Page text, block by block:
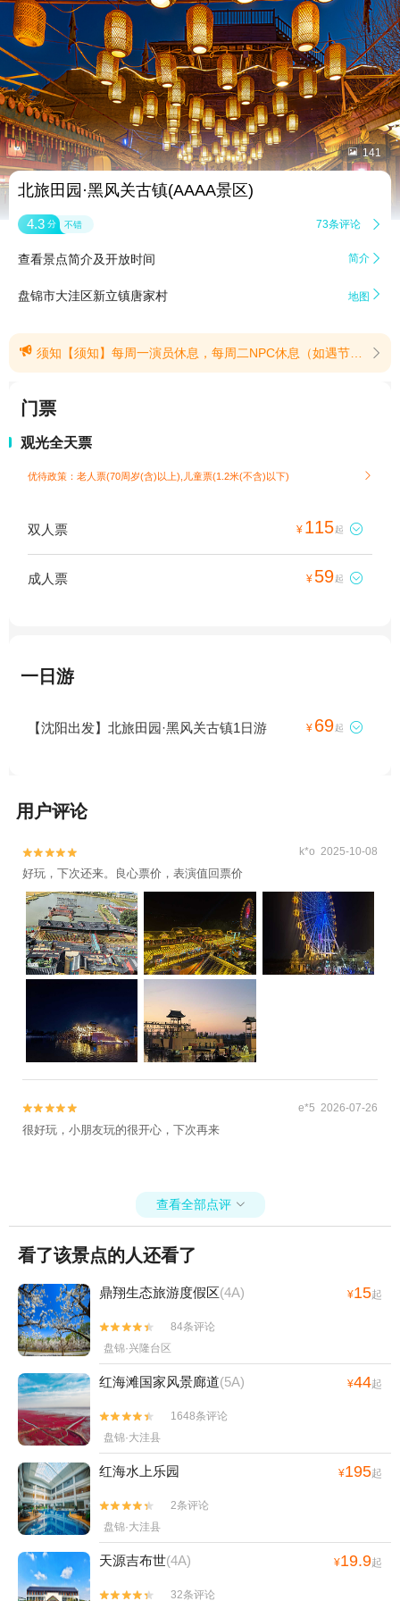
 141
北旅田园·黑风关古镇(AAAA景区)
4.3 分 不错 73条评论 
查看景点简介及开放时间 简介 
盘锦市大洼区新立镇唐家村 地图 
 须知【须知】每周一演员休息，每周二NPC休息（如遇节假日顺延）景区不可携带宠物入园，给您带来不便敬请谅解！(提示有效期2026/6/4至2026/8/31) 
门票
观光全天票
优待政策：老人票(70周岁(含)以上),儿童票(1.2米(不含)以下) 
双人票 ¥ 115起 
成人票 ¥ 59起 
一日游
【沈阳出发】北旅田园·黑风关古镇1日游 ¥ 69起 
用户评论

 k*o 2025-10-08
好玩，下次还来。良心票价，表演值回票价

 e*5 2026-07-26
很好玩，小朋友玩的很开心，下次再来
查看全部点评 
看了该景点的人还看了
鼎翔生态旅游度假区(4A) ¥15起


84条评论
盘锦·兴隆台区
红海滩国家风景廊道(5A) ¥44起


1648条评论
盘锦·大洼县
红海水上乐园 ¥195起


2条评论
盘锦·大洼县
天源吉布世(4A) ¥19.9起

 32条评论
